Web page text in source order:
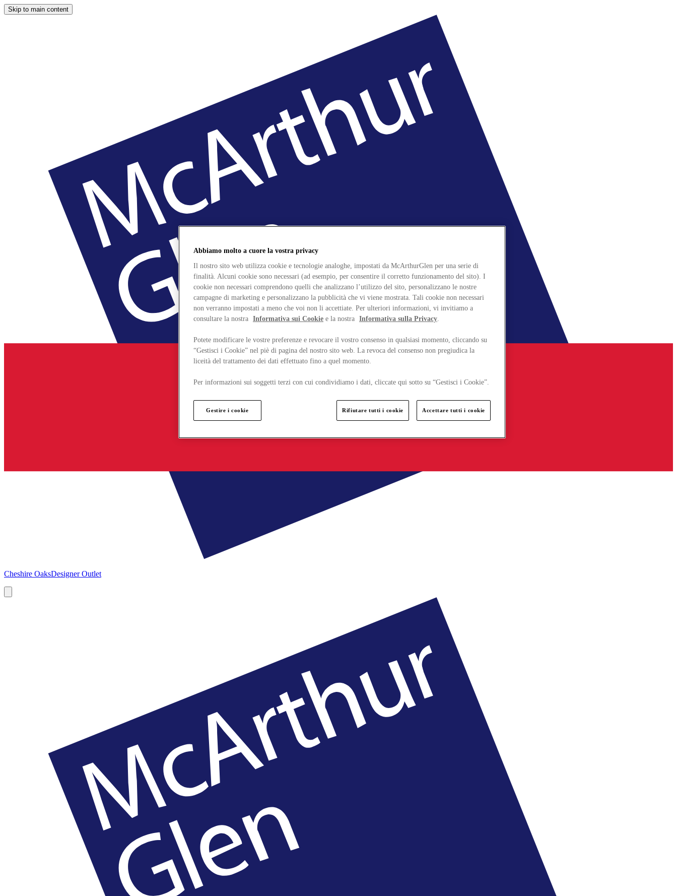
Skip to main content
Cheshire OaksDesigner Outlet
Abbiamo molto a cuore la vostra privacy
Il nostro sito web utilizza cookie e tecnologie analoghe, impostati da McArthurGlen per una serie di
finalità. Alcuni cookie sono necessari (ad esempio, per consentire il corretto funzionamento del sito). I
cookie non necessari comprendono quelli che analizzano l’utilizzo del sito, personalizzano le nostre
campagne di marketing e personalizzano la pubblicità che vi viene mostrata. Tali cookie non necessari
non verranno impostati a meno che voi non li accettiate. Per ulteriori informazioni, vi invitiamo a
consultare la nostra Informativa sui Cookie e la nostra Informativa sulla Privacy.
Potete modificare le vostre preferenze e revocare il vostro consenso in qualsiasi momento, cliccando su
“Gestisci i Cookie” nel piè di pagina del nostro sito web. La revoca del consenso non pregiudica la
liceità del trattamento dei dati effettuato fino a quel momento.
Per informazioni sui soggetti terzi con cui condividiamo i dati, cliccate qui sotto su “Gestisci i Cookie”.
Gestire i cookie Rifiutare tutti i cookie Accettare tutti i cookie